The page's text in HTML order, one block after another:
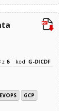
z 6 kod: G-DICDF
GCP